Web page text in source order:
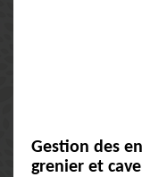
Gestion des
grenier et cave